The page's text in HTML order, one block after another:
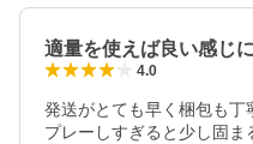
適量を使えば良い感じ
4.0
発送がとても早く梱包も丁
プレーしすぎると少し固ま